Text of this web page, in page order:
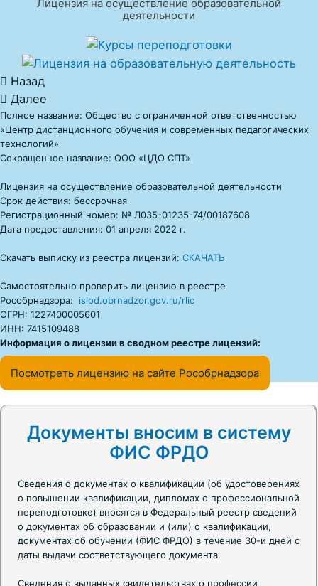
Лицензия на осуществление образовательной
деятельности
Назад
Далее
Полное название: Общество с ограниченной ответственностью
«Центр дистанционного обучения и современных педагогических
технологий»
Сокращенное название: ООО «ЦДО СПТ»
Лицензия на осуществление образовательной деятельности
Срок действия: бессрочная
Регистрационный номер: № Л035-01235-74/00187608
Дата предоставления: 01 апреля 2022 г.
Скачать выписку из реестра лицензий: СКАЧАТЬ
Самостоятельно проверить лицензию в реестре
Рособрнадзора: islod.obrnadzor.gov.ru/rlic
ОГРН: 1227400005601
ИНН: 7415109488
Информация о лицензии в сводном реестре лицензий:
Посмотреть лицензию на сайте Рособрнадзора
Документы вносим в систему
ФИС ФРДО
Сведения о документах о квалификации (об удостоверениях
о повышении квалификации, дипломах о профессиональной
переподготовке) вносятся в Федеральный реестр сведений
о документах об образовании и (или) о квалификации,
документах об обучении (ФИС ФРДО) в течение 30-и дней с
даты выдачи соответствующего документа.
Сведения о выданных свидетельствах о профессии